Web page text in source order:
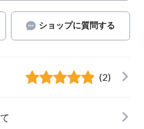
ショップに質問する
(2)